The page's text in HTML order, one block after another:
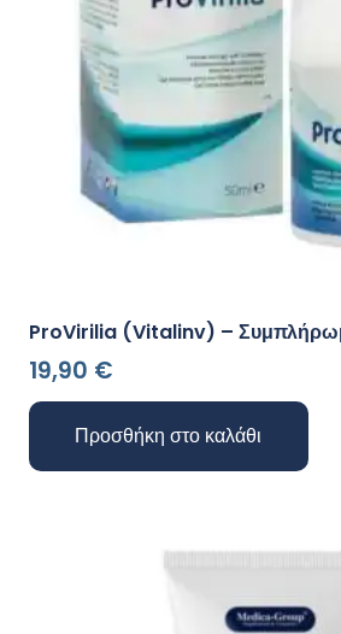
ProVirilia (Vitalinv) –
19,90 €
Προσθήκη στο καλάθι